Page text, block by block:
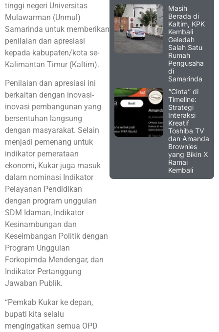
tinggi negeri Universitas
Mulawarman (Unmul)
Samarinda untuk memberikan
penilaian dan apresiasi
kepada kabupaten/kota se-
Kalimantan Timur (Kaltim).
Penilaian dan apresiasi ini
berkaitan dengan inovasi-
inovasi pembangunan yang
bersentuhan langsung
dengan masyarakat. Selain
menjadi pemenang untuk
indikator pemerataan
ekonomi, Kukar juga masuk
dalam nominasi Indikator
Pelayanan Pendidikan
dengan program unggulan
SDM Idaman, Indikator
Kesinambungan dan
Keseimbangan Politik dengan
Program Unggulan
Forkopimda Mendengar, dan
Indikator Pertanggung
Jawaban Publik.
“Pemkab Kukar ke depan,
bupati kita selalu
mengingatkan semua OPD
Masih
Berada di
Kaltim, KPK
Kembali
Geledah
Salah Satu
Rumah
Pengusaha
di
Samarinda
“Cinta” di
Timeline:
Strategi
Interaksi
Kreatif
Toshiba TV
dan Amanda
Brownies
yang Bikin X
Ramai
Kembali